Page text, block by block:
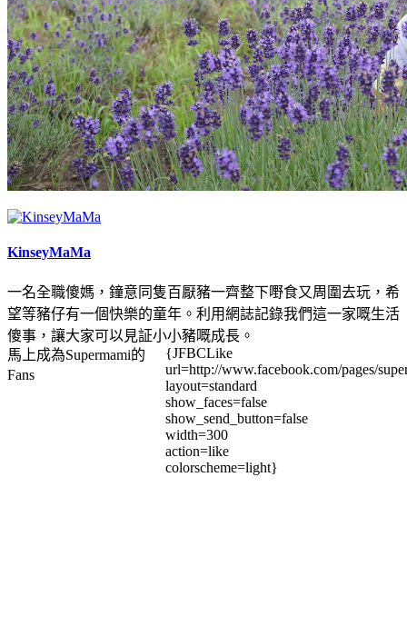
KinseyMaMa
一名全職傻媽，鐘意同隻百厭豬一齊整下嘢食又周圍去玩，希
望等豬仔有一個快樂的童年。利用網誌記錄我們這一家嘅生活
傻事，讓大家可以見証小小豬嘅成長。
馬上成為Supermami的
Fans
{JFBCLike
url=http://www.facebook.com/pages/
layout=standard
show_faces=false
show_send_button=false
width=300
action=like
colorscheme=light}